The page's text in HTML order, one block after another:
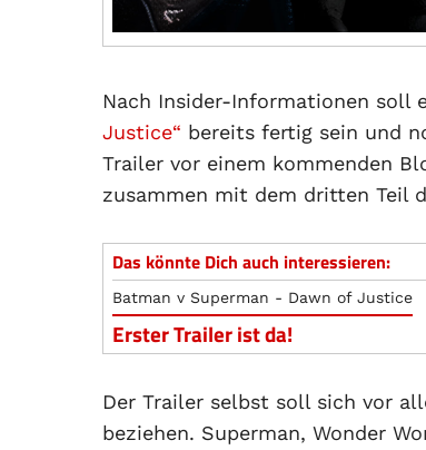
Nach Insider-Informationen soll
Justice“ bereits fertig sein und
Trailer vor einem kommenden
zusammen mit dem dritten Teil
Das könnte Dich auch interessieren:
Batman v Superman - Dawn of Justice
Erster Trailer ist da!
Der Trailer selbst soll sich vor
beziehen. Superman, Wonder